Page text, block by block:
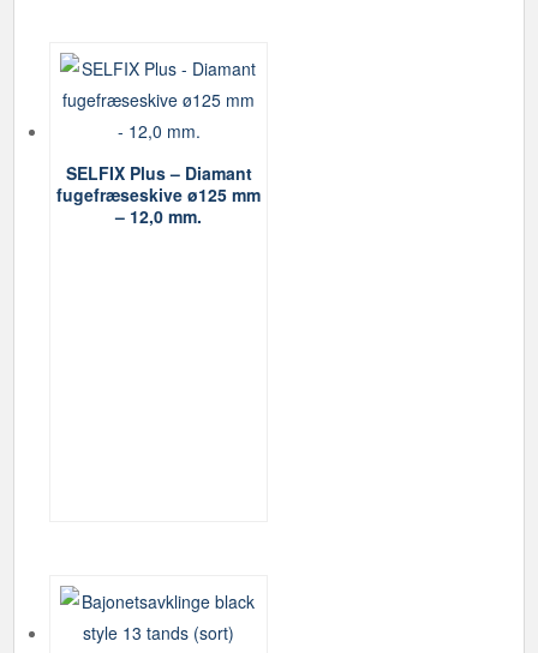
SELFIX Plus – Diamant
fugefræseskive ø125 mm
– 12,0 mm.